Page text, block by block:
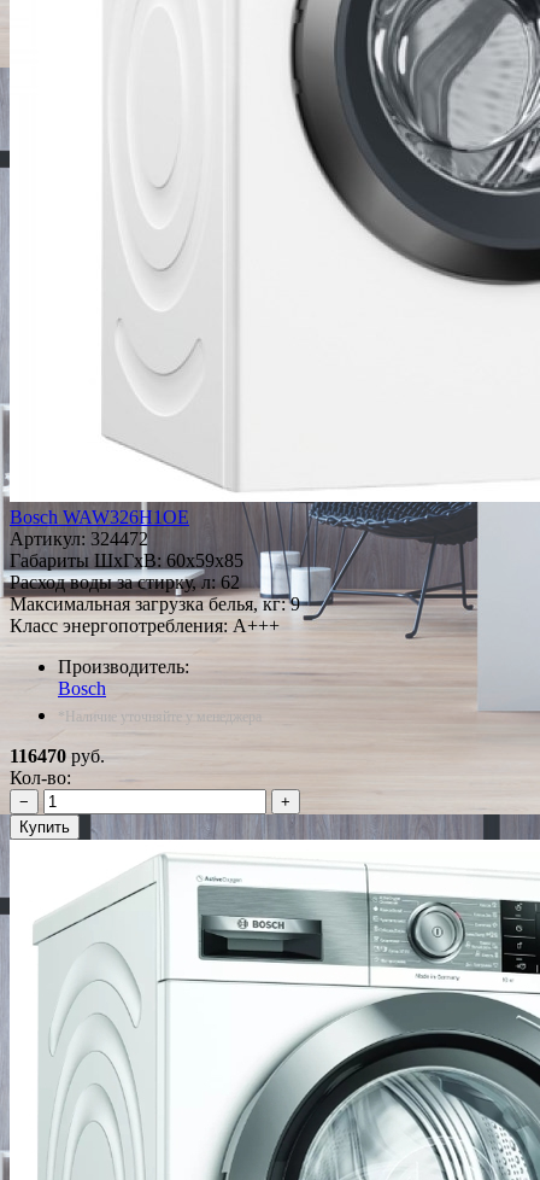
Bosch WAW326H1OE
Артикул: 324472
Габариты ШxГxВ: 60x59x85
Расход воды за стирку, л: 62
Максимальная загрузка белья, кг: 9
Класс энергопотребления: A+++
Производитель:
Bosch
*Наличие уточняйте у менеджера
116470 руб.
Кол-во:
−
+
Купить